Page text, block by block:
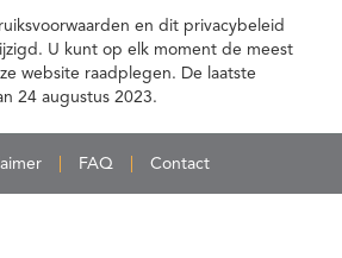
en dit privacybeleid
U kunt op elk moment de meest
website raadplegen. De laatste
24 augustus 2023.
FAQ Contact